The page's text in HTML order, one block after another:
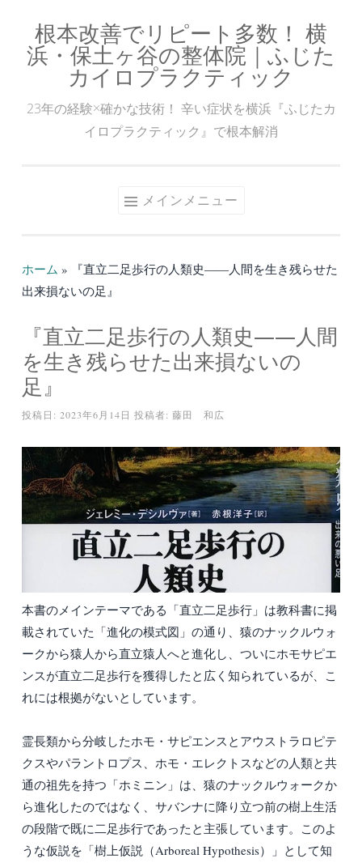
ン
根本改善でリピート多数！ 横
浜・保土ヶ谷の整体院｜ふじた
カイロプラクティック
23年の経験×確かな技術！ 辛い症状を横浜『ふじたカ
イロプラクティック』で根本解消
メインメニュー
ホーム »
『直立二足歩行の人類史――人間を生き残らせた
出来損ないの足』
『直立二足歩行の人類史――人間
を生き残らせた出来損ないの
足』
投稿日: 2023年6月14日 投稿者: 藤田 和広
本書のメインテーマである「直立二足歩行」は教科書に掲
載されていた「進化の模式図」の通り、猿のナックルウォ
ークから猿人から直立猿人へと進化し、ついにホモサピエ
ンスが直立二足歩行を獲得したと広く知られているが、こ
れには根拠がないとしています。
霊長類から分岐したホモ・サピエンスとアウストラロピテ
クスやパラントロプス、ホモ・エレクトスなどの人類と共
通の祖先を持つ「ホミニン」は、猿のナックルウォークか
ら進化したのではなく、サバンナに降り立つ前の樹上生活
の段階で既に二足歩行であったと主張しています。このよ
うな仮説を「樹上仮説（Arboreal Hypothesis）」として知